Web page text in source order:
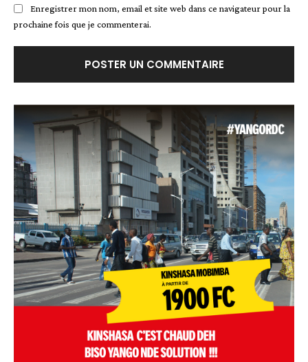
Enregistrer mon nom, email et site web dans ce navigateur pour la
prochaine fois que je commenterai.